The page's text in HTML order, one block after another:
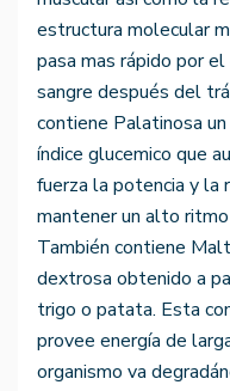
estructura molecular
pasa mas rápido por
sangre después del
contiene Palatinosa
índice glucemico que
fuerza la potencia y la
mantener un alto
También contiene
dextrosa obtenido a
trigo o patata. Esta
provee energía de
organismo va